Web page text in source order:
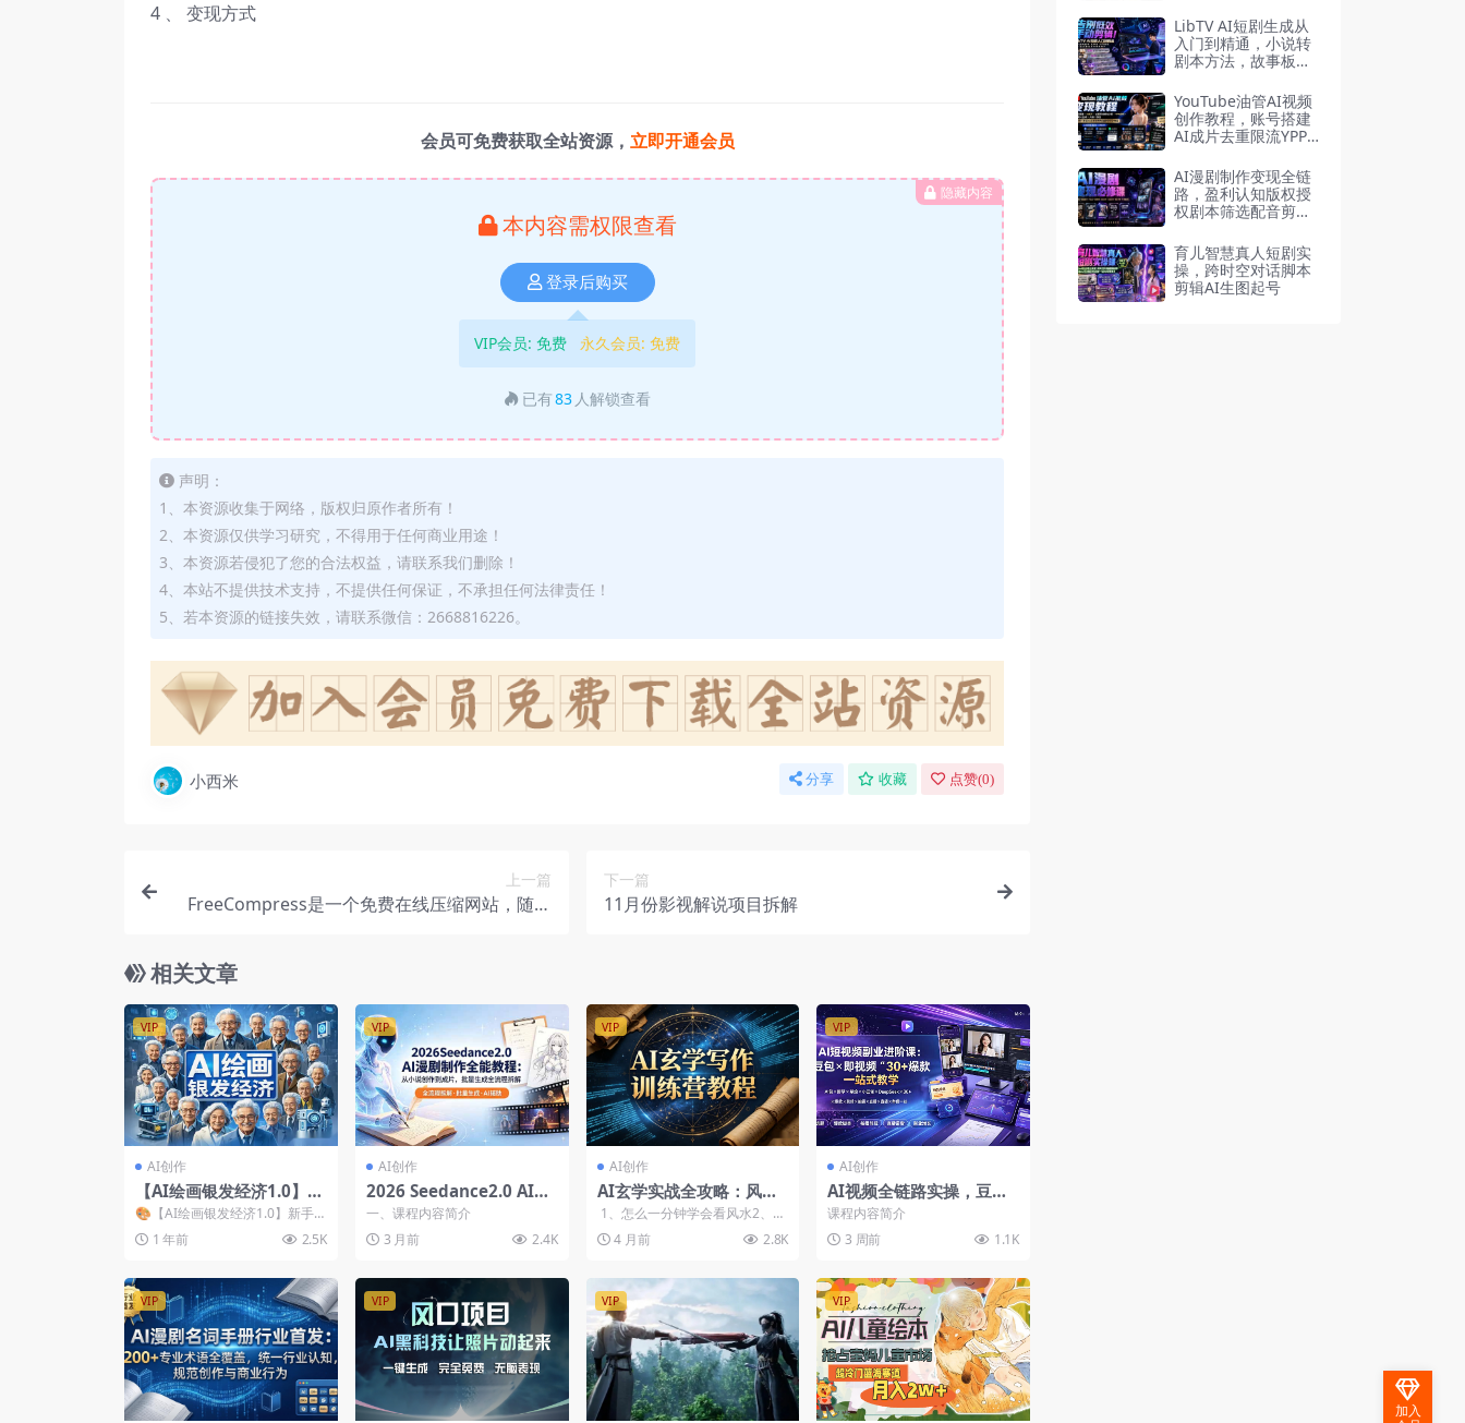
4 、 变现方式
会员可免费获取全站资源， 立即开通会员
隐藏内容
本内容需权限查看
登录后购买
VIP会员: 免费 永久会员: 免费
已有83 人解锁查看
声明：
1、本资源收集于网络，版权归原作者所有！
2、本资源仅供学习研究，不得用于任何商业用途！
3、本资源若侵犯了您的合法权益，请联系我们删除！
4、本站不提供技术支持，不提供任何保证，不承担任何法律责任！
5、若本资源的链接失效，请联系微信：2668816226。
小西米 分享 收藏 点赞(0)
上一篇
FreeCompress是一个免费在线压缩网站，随时
下一篇
11月份影视解说项目拆解
相关文章
VIP
AI创作
【AI绘画银发经济1.0】新
手小白保姆级教程，接单
接到手软，月入1万！
🎨【AI绘画银发经济1.0】新手
小白保姆级教程，接单接到手
软，月入1万！在自媒体...
1 年前 2.5K
VIP
AI创作
2026 Seedance2.0 AI漫
剧实战课：从小说创作到
成片，批量出片全流程
一、课程内容简介
3 月前
2.4K
VIP
AI创作
AI玄学实战全攻略：风水/
塔罗/面相/奇门遁甲，用A
I轻松掌握玄学技能实现变
现
1、怎么一分钟学会看风水2、一
些建议3、怎么轻轻松松学会风水
啊4、怎...
4 月前 2.8K
VIP
AI创作
AI视频全链路实操，豆包
即梦星绘小云雀DeepSee
k工具，运营爆款剪辑拍摄
直播带货
课程内容简介
3 周前
1.1K
VIP VIP VIP VIP
LibTV AI短剧生成从
入门到精通，小说转
剧本方法，故事板打
幻短剧制作
YouTube油管AI视频
创作教程，账号搭建
AI成片去重限流YPP
AI漫剧制作变现全链
路，盈利认知版权授
权剧本筛选配音剪辑
育儿智慧真人短剧实
操，跨时空对话脚本
剪辑AI生图起号
加入